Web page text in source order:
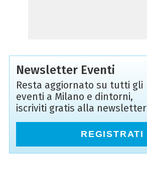
Newsletter Eventi
Resta aggiornato su tutti gli
eventi a Milano e dintorni,
iscriviti gratis alla newsletter
REGISTRATI